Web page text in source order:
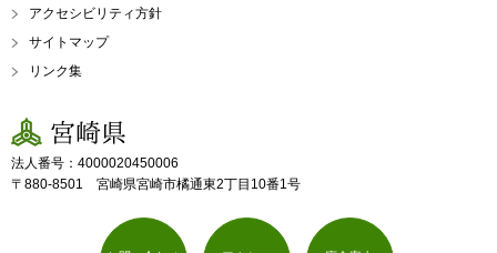
アクセシビリティ方針
サイトマップ
リンク集
宮崎県
法人番号：4000020450006
〒880-8501 宮崎県宮崎市橘通東2丁目10番1号